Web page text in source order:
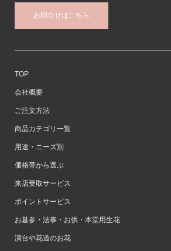
お問合せはこちら
TOP
会社概要
ご注文方法
商品カテゴリ一覧
用途・ニーズ別
価格帯から選ぶ
来店受取サービス
ポイントサービス
お墓参・法事・お供・本堂用生花
演台や花道のお花